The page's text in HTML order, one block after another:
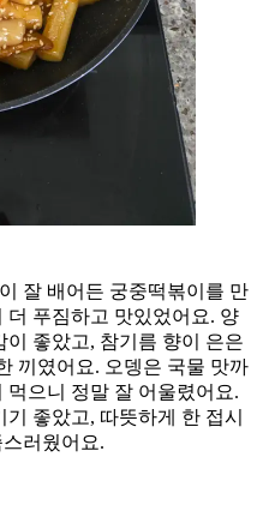
잘 배어든 궁중떡볶이를 만
더 푸짐하고 맛있었어요. 양
좋았고, 참기름 향이 은은
끼였어요. 오뎅은 국물 맛까
으니 정말 잘 어울렸어요.
좋았고, 따뜻하게 한 접시
러웠어요.